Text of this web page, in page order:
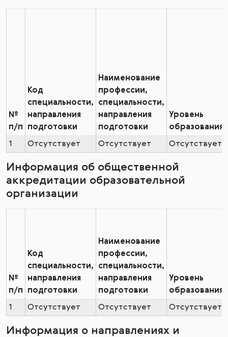
№
п/п
Код
специальности,
направления
подготовки
Наименование
профессии,
специальности,
направления
подготовки
Уровень
образования
1 Отсутствует Отсутствует Отсутствует
Информация об общественной
аккредитации образовательной
организации
№
п/п
Код
специальности,
направления
подготовки
Наименование
профессии,
специальности,
направления
подготовки
Уровень
образования
1 Отсутствует Отсутствует Отсутствует
Информация о направлениях и